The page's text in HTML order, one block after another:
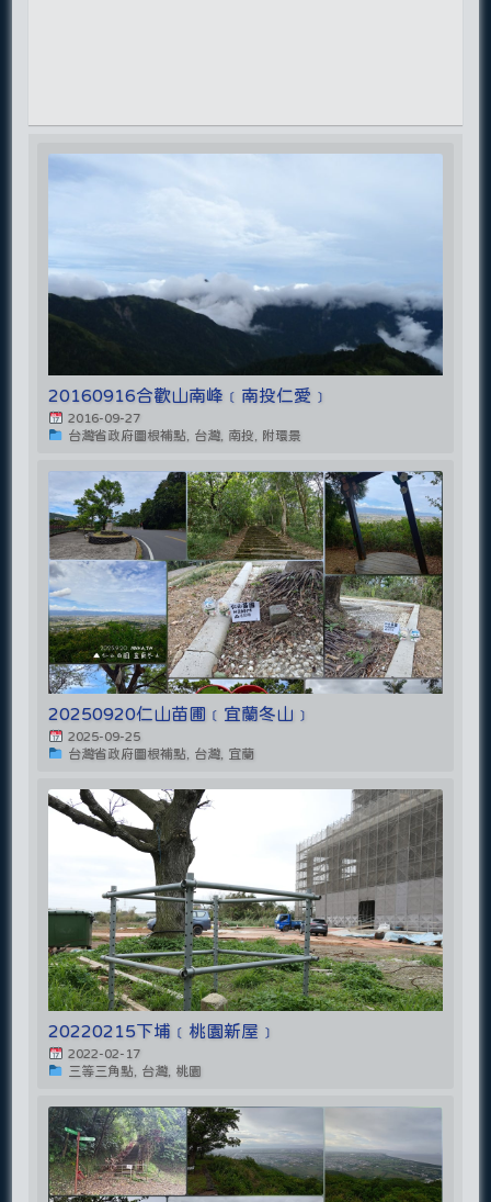
20160916合歡山南峰﹝南投仁愛﹞
2016-09-27
台灣省政府圖根補點, 台灣, 南投, 附環景
20250920仁山苗圃﹝宜蘭冬山﹞
2025-09-25
台灣省政府圖根補點, 台灣, 宜蘭
20220215下埔﹝桃園新屋﹞
2022-02-17
三等三角點, 台灣, 桃園